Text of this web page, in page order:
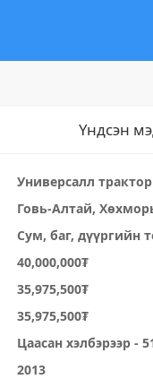
Үндсэн
Универсалл
Говь-Алтай,
Сум, баг, дүүргийн
40,000,000₮
35,975,500₮
35,975,500₮
Цаасан хэлбэрээр -
2013